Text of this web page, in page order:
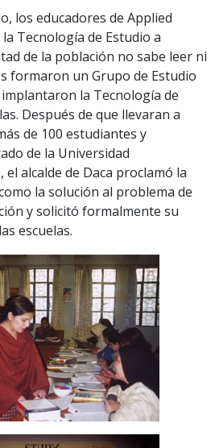
los educadores de Applied
Tecnología de Estudio a
de la población no sabe leer ni
formaron un Grupo de Estudio
la Tecnología de
Después de que llevaran a
de 100 estudiantes y
de la Universidad
alcalde de Daca proclamó la
la solución al problema de
y solicitó formalmente su
escuelas.